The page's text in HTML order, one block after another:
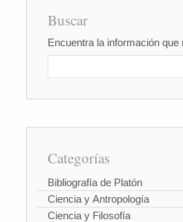
Buscar
Encuentra la información
Categorías
Bibliografía de Platón
Ciencia y Antropología
Ciencia y Filosofía